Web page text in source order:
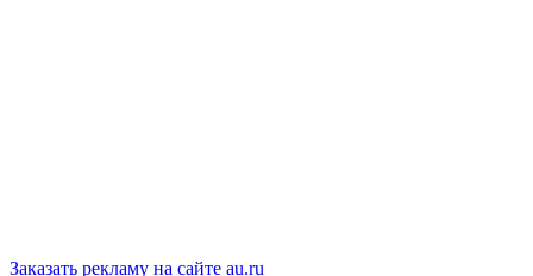
Заказать рекламу на сайте au.ru